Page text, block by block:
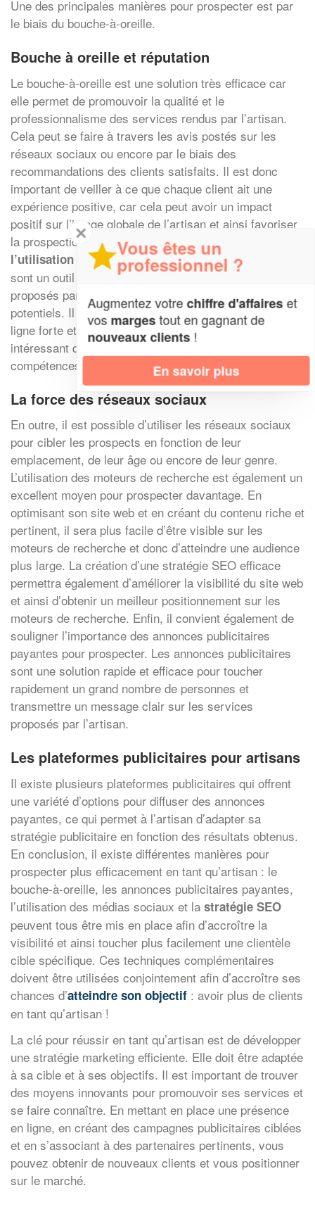
Une des principales manières pour prospecter est par
le biais du bouche-à-oreille.
Bouche à oreille et réputation
Le bouche-à-oreille est une solution très efficace car
elle permet de promouvoir la qualité et le
professionnalisme des services rendus par l’artisan.
Cela peut se faire à travers les avis postés sur les
réseaux sociaux ou encore par le biais des
recommandations des clients satisfaits. Il est donc
important de veiller à ce que chaque client ait une
expérience positive, car cela peut avoir un impact
positif sur l’image globale de l’artisan et ainsi favoriser
la prospection. Un autre moyen pour prospecter est
l’utilisation des médias sociaux. Les réseaux sociaux
sont un outil puissant pour promouvoir les services
proposés par l’artisan et attirer de nouveaux clients
potentiels. Il est important de créer une présence en
ligne forte et cohérente, en publiant du contenu
intéressant qui montrera aux prospects les
compétences et le savoir-faire spécifiques à l’artisan.
La force des réseaux sociaux
En outre, il est possible d’utiliser les réseaux sociaux
pour cibler les prospects en fonction de leur
emplacement, de leur âge ou encore de leur genre.
L’utilisation des moteurs de recherche est également un
excellent moyen pour prospecter davantage. En
optimisant son site web et en créant du contenu riche et
pertinent, il sera plus facile d’être visible sur les
moteurs de recherche et donc d’atteindre une audience
plus large. La création d’une stratégie SEO efficace
permettra également d’améliorer la visibilité du site web
et ainsi d’obtenir un meilleur positionnement sur les
moteurs de recherche. Enfin, il convient également de
souligner l’importance des annonces publicitaires
payantes pour prospecter. Les annonces publicitaires
sont une solution rapide et efficace pour toucher
rapidement un grand nombre de personnes et
transmettre un message clair sur les services
proposés par l’artisan.
Les plateformes publicitaires pour artisans
Il existe plusieurs plateformes publicitaires qui offrent
une variété d’options pour diffuser des annonces
payantes, ce qui permet à l’artisan d’adapter sa
stratégie publicitaire en fonction des résultats obtenus.
En conclusion, il existe différentes manières pour
prospecter plus efficacement en tant qu’artisan : le
bouche-à-oreille, les annonces publicitaires payantes,
l’utilisation des médias sociaux et la stratégie SEO
peuvent tous être mis en place afin d’accroître la
visibilité et ainsi toucher plus facilement une clientèle
cible spécifique. Ces techniques complémentaires
doivent être utilisées conjointement afin d’accroître ses
chances d’atteindre son objectif : avoir plus de clients
en tant qu’artisan !
La clé pour réussir en tant qu’artisan est de développer
une stratégie marketing efficiente. Elle doit être adaptée
à sa cible et à ses objectifs. Il est important de trouver
des moyens innovants pour promouvoir ses services et
se faire connaître. En mettant en place une présence
en ligne, en créant des campagnes publicitaires ciblées
et en s’associant à des partenaires pertinents, vous
pouvez obtenir de nouveaux clients et vous positionner
sur le marché.
✕
Vous êtes un
professionnel ?
Augmentez votrechiffre d'affaireset
vos margestout en gagnant de
nouveaux clients!
En savoir plus